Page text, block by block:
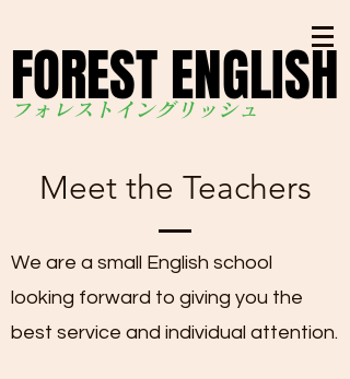
フォレストイングリッシュ
FOREST ENGLISH
FOREST ENGLISH
Meet the Teachers
We are a small English school
looking forward to giving you the
best service and individual attention.